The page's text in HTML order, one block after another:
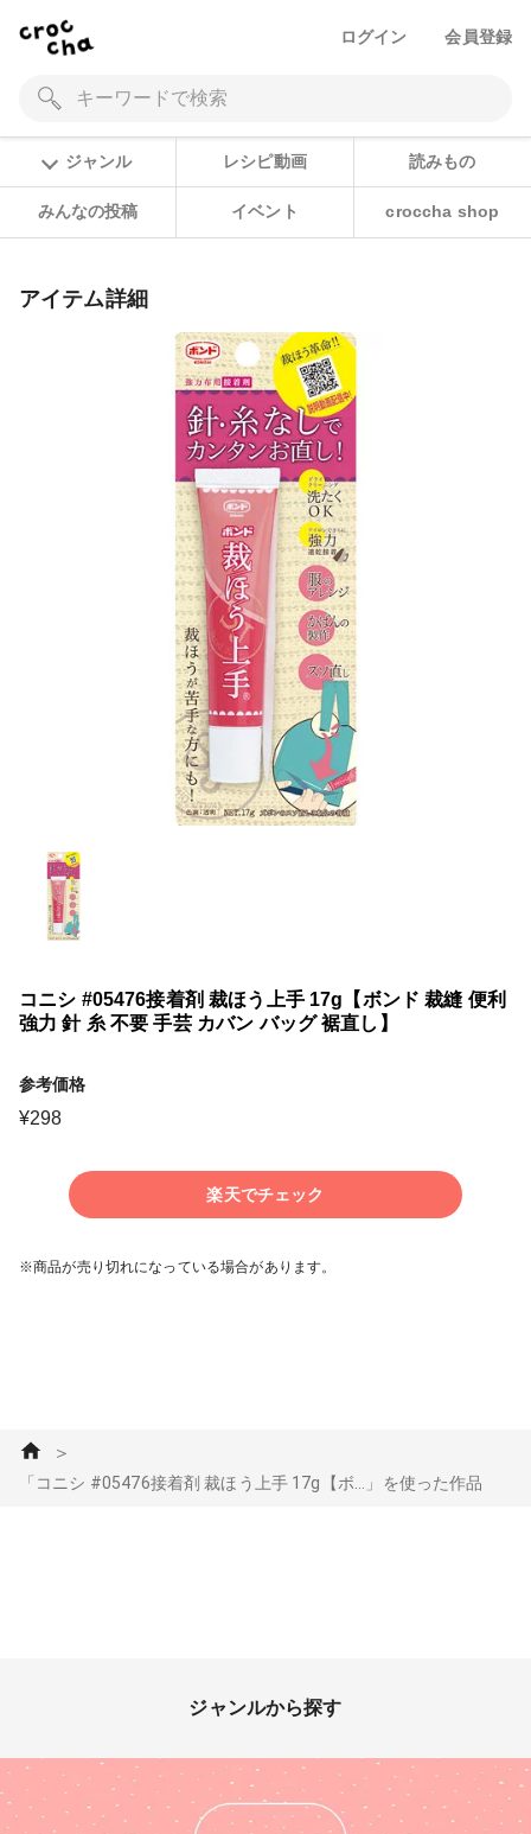
ログイン 会員登録
ジャンル レシピ動画 読みもの
みんなの投稿 イベント croccha shop
アイテム詳細
コニシ #05476接着剤 裁ほう上手 17g【ボンド 裁縫 便利
強力 針 糸 不要 手芸 カバン バッグ 裾直し】
参考価格
¥298
楽天でチェック
※商品が売り切れになっている場合があります。
＞
「コニシ #05476接着剤 裁ほう上手 17g【ボ...」を使った作品
ジャンルから探す